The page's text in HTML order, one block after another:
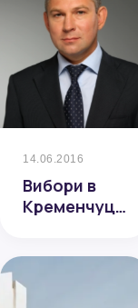
14.06.2016
Вибори в
Кременчуці: